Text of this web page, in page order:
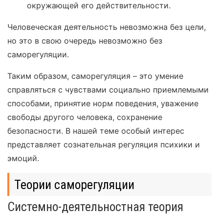
окружающей его действительности.
Человеческая деятельность невозможна без цели,
но это в свою очередь невозможно без
саморегуляции.
Таким образом, саморегуляция – это умение
справляться с чувствами социально приемлемыми
способами, принятие норм поведения, уважение
свободы другого человека, сохранение
безопасности. В нашей теме особый интерес
представляет сознательная регуляция психики и
эмоций.
Теории саморегуляции
Системно-деятельностная теория